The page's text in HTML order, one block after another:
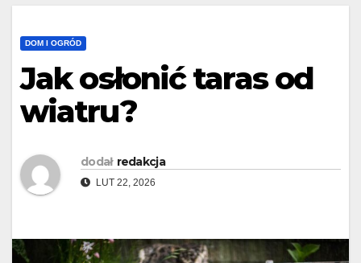
DOM I OGRÓD
Jak osłonić taras od
wiatru?
dodał redakcja
LUT 22, 2026